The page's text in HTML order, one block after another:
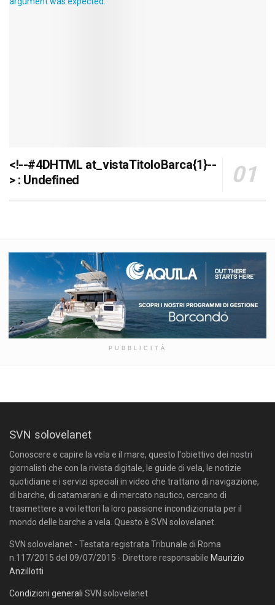
<!--#4DHTML at_vistaTitoloBarca{1}--
> : Undefined
PUBBLICITÀ
SVN solovelanet
Conoscere e capire la vela e il mare, questo l'obiettivo dei nostri
giornalisti che con la rivista digitale, le guide di vela, le notizie
quotidiane e i servizi speciali in video che trattano di navigazione,
di barche, di catamarani e di mercato nautico, cercano di
trasmettere a voi lettori la loro passione incondizionata per il
mondo delle barche a vela. Questo è SVN solovelanet.
SVN solovelanet - Testata registrata Tribunale di Roma
n.117/2015 del 09/07/2015 - Direttore responsabile Maurizio
Anzillotti
Condizioni generali SVN solovelanet